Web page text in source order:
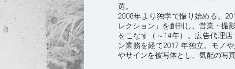
選。
2008年より独学で撮り始める。
レクション」を創刊し、営業・撮
をこなす（～14年）。広告代理
ン業務を経て2017 年独立。モノ
やサインを被写体とし、気配の写